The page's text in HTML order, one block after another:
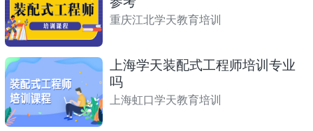
重庆江北学天教育培训
上海学天装配式工程师培训专业
吗
上海虹口学天教育培训